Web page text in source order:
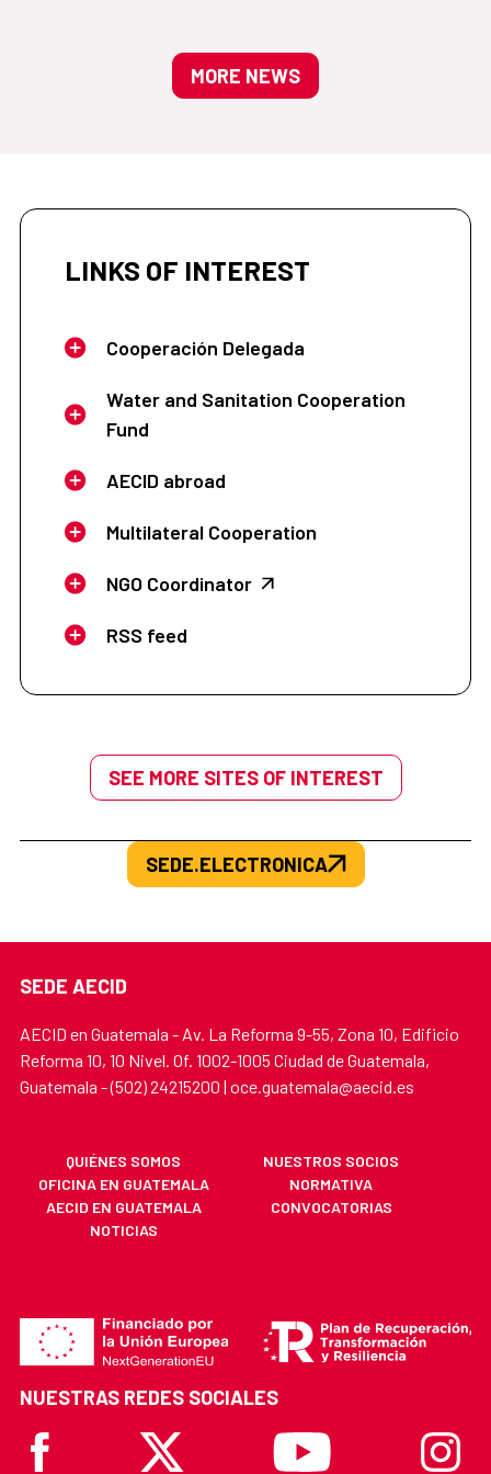
MORE NEWS
LINKS OF INTEREST
Cooperación Delegada
Water and Sanitation Cooperation
Fund
AECID abroad
Multilateral Cooperation
NGO Coordinator
RSS feed
SEE MORE SITES OF INTEREST
SEDE.ELECTRONICA
SEDE AECID
AECID en Guatemala - Av. La Reforma 9-55, Zona 10, Edificio
Reforma 10, 10 Nivel. Of. 1002-1005 Ciudad de Guatemala,
Guatemala - (502) 24215200 | oce.guatemala@aecid.es
QUIÉNES SOMOS
NUESTROS SOCIOS
OFICINA EN GUATEMALA
NORMATIVA
AECID EN GUATEMALA
CONVOCATORIAS
NOTICIAS
NUESTRAS REDES SOCIALES
Facebook
X Youtube